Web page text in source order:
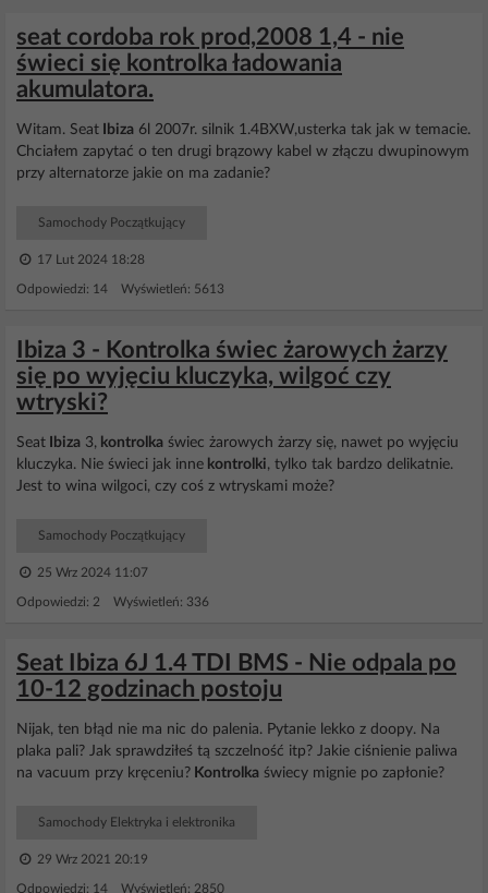
seat cordoba rok prod,2008 1,4 - nie
świeci się kontrolka ładowania
akumulatora.
Witam. Seat Ibiza 6l 2007r. silnik 1.4BXW,usterka tak jak w temacie.
Chciałem zapytać o ten drugi brązowy kabel w złączu dwupinowym
przy alternatorze jakie on ma zadanie?
Samochody Początkujący
17 Lut 2024 18:28
Odpowiedzi: 14 Wyświetleń: 5613
Ibiza 3 - Kontrolka świec żarowych żarzy
się po wyjęciu kluczyka, wilgoć czy
wtryski?
Seat Ibiza 3, kontrolka świec żarowych żarzy się, nawet po wyjęciu
kluczyka. Nie świeci jak inne kontrolki, tylko tak bardzo delikatnie.
Jest to wina wilgoci, czy coś z wtryskami może?
Samochody Początkujący
25 Wrz 2024 11:07
Odpowiedzi: 2 Wyświetleń: 336
Seat Ibiza 6J 1.4 TDI BMS - Nie odpala po
10-12 godzinach postoju
Nijak, ten błąd nie ma nic do palenia. Pytanie lekko z doopy. Na
plaka pali? Jak sprawdziłeś tą szczelność itp? Jakie ciśnienie paliwa
na vacuum przy kręceniu? Kontrolka świecy mignie po zapłonie?
Samochody Elektryka i elektronika
29 Wrz 2021 20:19
Odpowiedzi: 14 Wyświetleń: 2850